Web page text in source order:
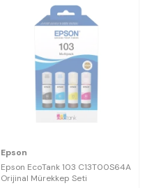
Epson
Epson EcoTank 103 C13T00S64A
Orijinal Mürekkep Seti